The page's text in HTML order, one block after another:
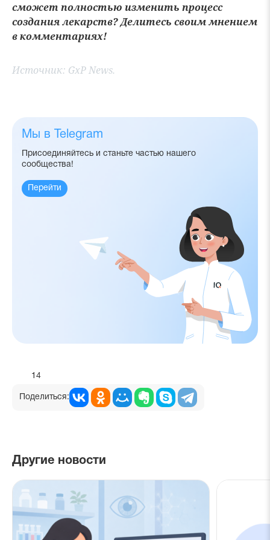
сможет полностью изменить процесс
создания лекарств? Делитесь своим мнением
в комментариях!
Источник: GxP News.
Мы в Telegram
Присоединяйтесь и станьте частью нашего
сообщества!
Перейти
14
Поделиться:
Другие новости